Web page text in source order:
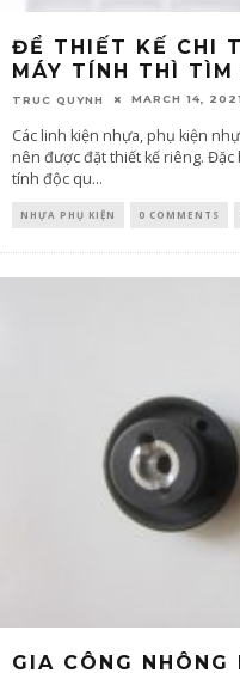
ĐỂ THIẾT KẾ CHI
MÁY TÍNH THÌ
TRUC QUYNH MARCH 14, 2021
Các linh kiện nhựa, phụ kiện
nên được đặt thiết kế riêng.
tính độc qu...
NHỰA PHỤ KIỆN 0 COMMENTS
GIA CÔNG NHÔNG